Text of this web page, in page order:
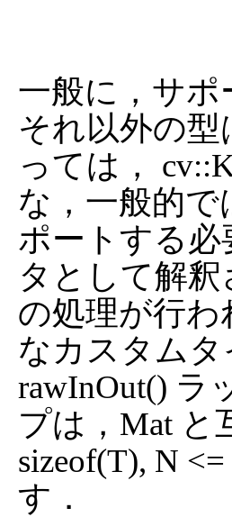
一般に，サポ
それ以外の
っては，
な，一般的
ポートする
タとして解
の処理が行
なカスタムタ
rawInOut() ラ
プは，Mat と
sizeof(T), N
す．